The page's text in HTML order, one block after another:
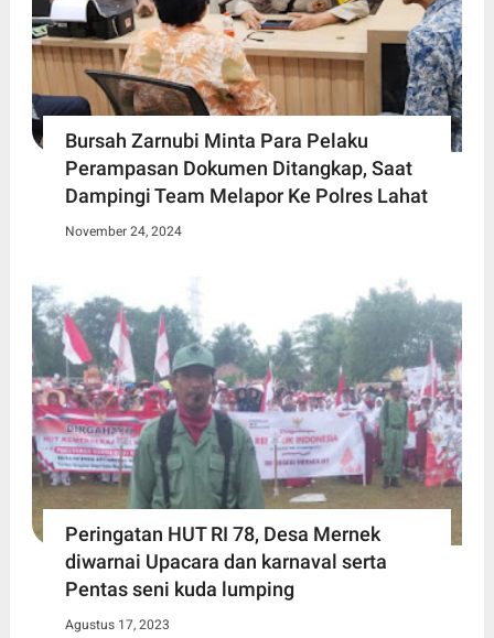
Bursah Zarnubi Minta Para Pelaku
Perampasan Dokumen Ditangkap, Saat
Dampingi Team Melapor Ke Polres Lahat
November 24, 2024
Peringatan HUT RI 78, Desa Mernek
diwarnai Upacara dan karnaval serta
Pentas seni kuda lumping
Agustus 17, 2023